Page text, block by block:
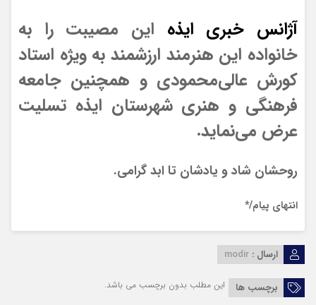
آژانس خبری ایذه این مصیبت را به
خانواده این هنرمند ارزشمند به ویژه استاد
کورش عالی‌محمودی و همچنین جامعه
فرهنگی و هنری شهرستان ایذه تسلیت
عرض می‌نماید.
روحشان شاد و یادشان تا ابد گرامی.
انتهای پیام/*
ارسال : modir
برچسب ها این مطلب بدون برچسب می باشد.